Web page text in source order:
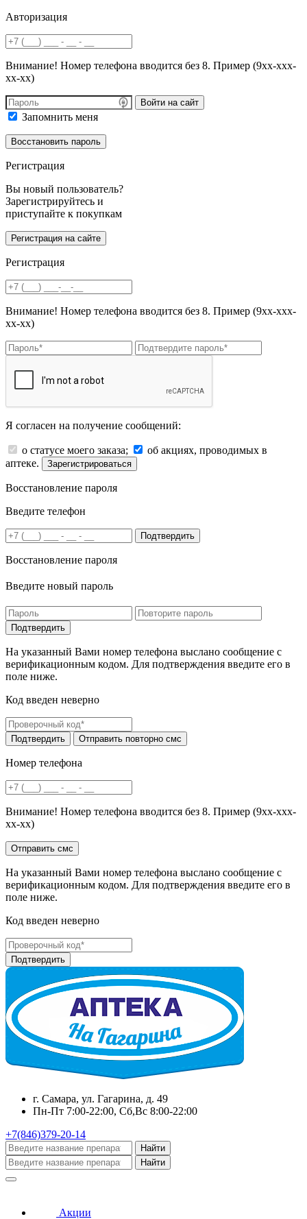
Авторизация
Внимание! Номер телефона вводится без 8. Пример (9хх-ххх-
хх-хх)
Войти на сайт
Запомнить меня
Регистрация
Вы новый пользователь?
Зарегистрируйтесь и
приступайте к покупкам
Регистрация
Внимание! Номер телефона вводится без 8. Пример (9хх-ххх-
хх-хх)
Я согласен на получение сообщений:
о статусе моего заказа;
об акциях, проводимых в
аптеке.
Зарегистрироваться
Восстановление пароля
Введите телефон
Подтвердить
Восстановление пароля
Введите новый пароль
На указанный Вами номер телефона выслано сообщение с
верификационным кодом. Для подтверждения введите его в
поле ниже.
Код введен неверно
Номер телефона
Внимание! Номер телефона вводится без 8. Пример (9хх-ххх-
хх-хх)
На указанный Вами номер телефона выслано сообщение с
верификационным кодом. Для подтверждения введите его в
поле ниже.
Код введен неверно
г. Самара, ул. Гагарина, д. 49
Пн-Пт 7:00-22:00, Сб,Вс 8:00-22:00
+7(846)379-20-14
Найти
Найти
Акции